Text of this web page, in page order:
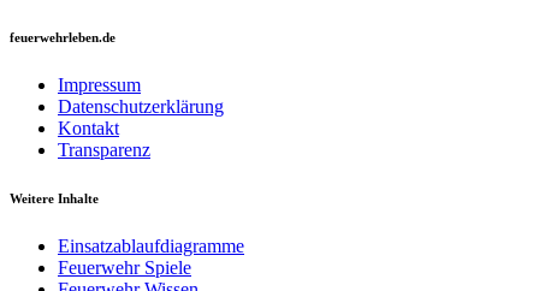
feuerwehrleben.de
Impressum
Datenschutzerklärung
Kontakt
Transparenz
Weitere Inhalte
Einsatzablaufdiagramme
Feuerwehr Spiele